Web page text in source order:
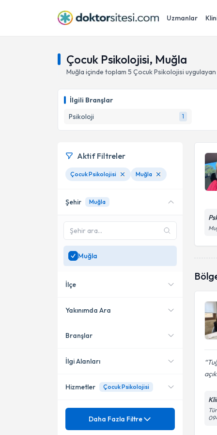
Uzmanlar
Çocuk Psikolojisi, Muğla
Muğla içinde toplam 5 Çocuk Psikolojisi
İlgili Branşlar
Psikoloji
1
Aktif Filtreler
Çocuk Psikolojisi Muğla
Şehir Muğla
Muğla
İlçe
Merkez
Yakınımda Ara
Konumuma yakın uzmanları
Branşlar
Psikoloji
İlgi Alanları
Aile İçi İletişim Bozuklukları
Hizmetler Çocuk Psikolojisi
Mezuniyet
Daha Fazla Filtre